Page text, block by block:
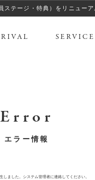
ステージ・特典）をリニューア
SERVICE
Error
エラー情報
しました。システム管理者に連絡してください。